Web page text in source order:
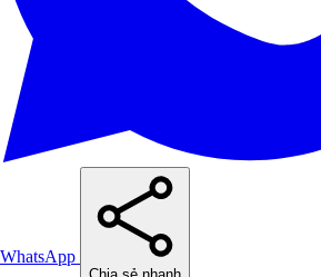
WhatsApp